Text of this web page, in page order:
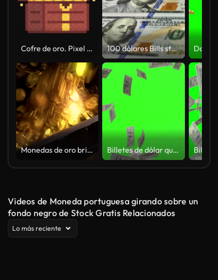
Cofre de oro. Pixel art. Estilo de juego retro. Animación en bucle sobre fondo de pantalla negra. Resolución 4K. 100 dólares Bills stock Antecedentes
Monedas de oro brillante verter en el escenario de fantasía del pecho Billetes de dólar que caen en pantalla verde o clave de color, lluvia de video de acciones de dinero sobre fondo de croma de pantalla verde
Videos de Moneda portuguesa girando sobre un
fondo negro de Stock Gratis Relacionados
Lo más reciente